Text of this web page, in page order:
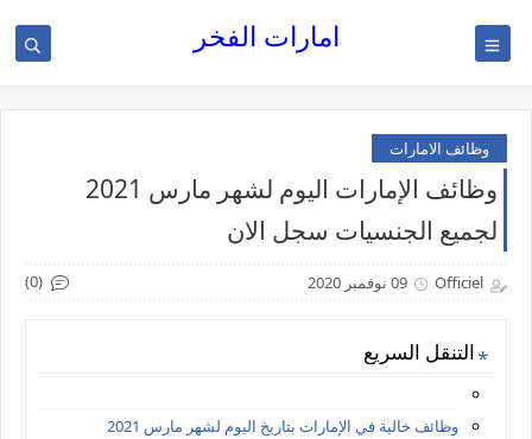
امارات الفخر
وظائف الامارات
وظائف الإمارات اليوم لشهر مارس 2021
لجميع الجنسيات سجل الان
Officiel 09 نوفمبر 2020 (0)
التنقل السريع
وظائف خالية في الإمارات بتاريخ اليوم لشهر مارس 2021